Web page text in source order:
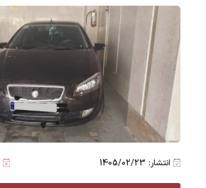
انتشار: 1405/02/23